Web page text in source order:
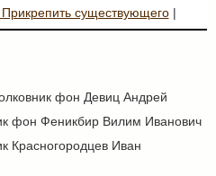
существующего|
фон Девиц Андрей
фон Феникбир Вилим Иванович
Красногородцев Иван